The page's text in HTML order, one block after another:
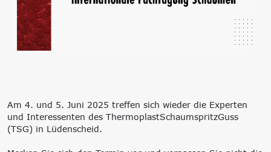
‘Lernen formt
Zukunft’
Management
Trägergesellschaft
Innovationsnetzwerke
Internationalisierung
k-branche.de
Wesentlichkeit, KPI &
Strategien
Corporate Carbon
Am 4. und 5. Juni 2025 treffen sich wieder die Experten
und Interessenten des ThermoplastSchaumspritzGuss
(TSG) in Lüdenscheid.